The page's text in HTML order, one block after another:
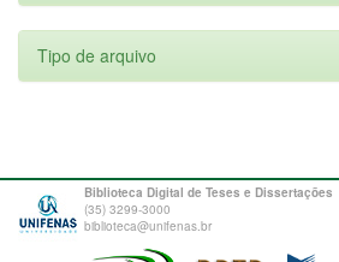
Tipo de arquivo
Biblioteca Digital de Teses e Dissertações
(35) 3299-3000
biblioteca@unifenas.br